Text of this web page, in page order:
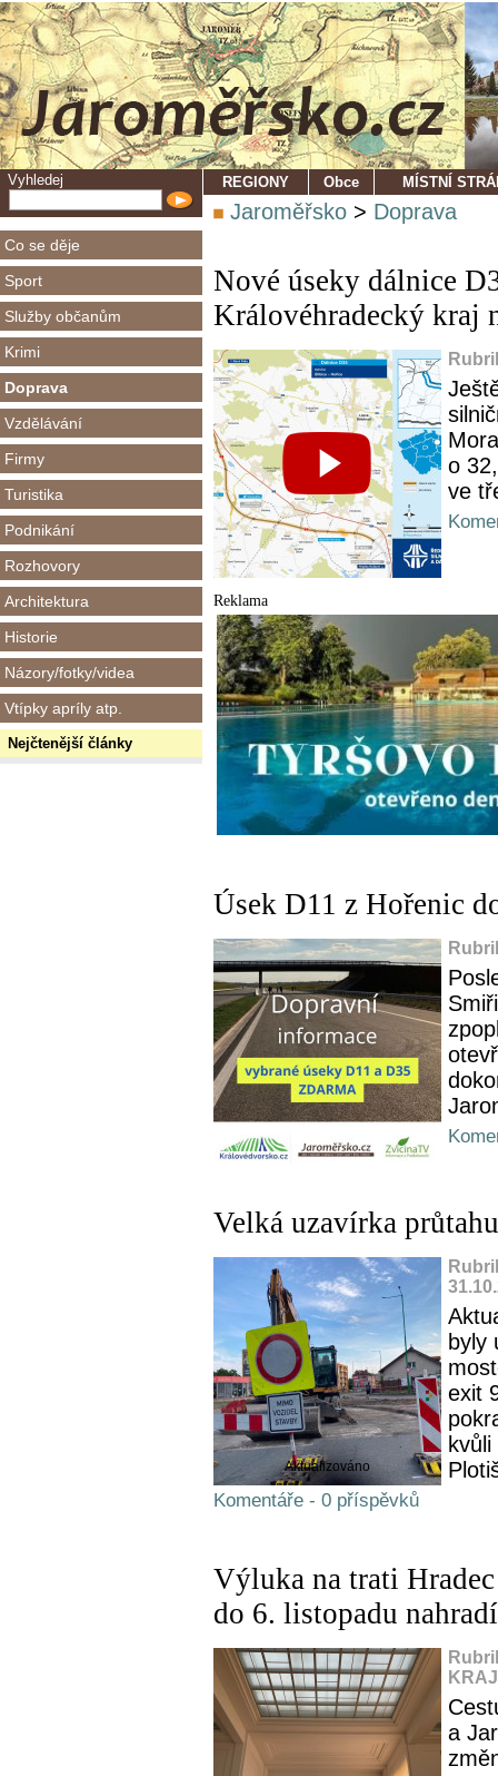
Vyhledej
Co se děje
Sport
Služby občanům
Krimi
Doprava
Vzdělávání
Firmy
Turistika
Podnikání
Rozhovory
Architektura
Historie
Názory/fotky/videa
Vtípky apríly atp.
Nejčtenější články
REGIONY Obce MÍSTNÍ
Jaroměřsko > Doprava
Nové úseky dálnice
Královéhradecký kraj
o
ve
Reklama
Úsek D11 z Hořenic
Velká uzavírka
Aktualizováno
byly
exit
Komentáře - 0 příspěvků
Výluka na trati
do 6. listopadu
a